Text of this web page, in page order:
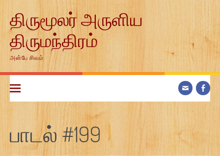
contentதிருமூலர் அருளிய
திருமந்திரம்
அன்பே சிவம்
பாடல் #199